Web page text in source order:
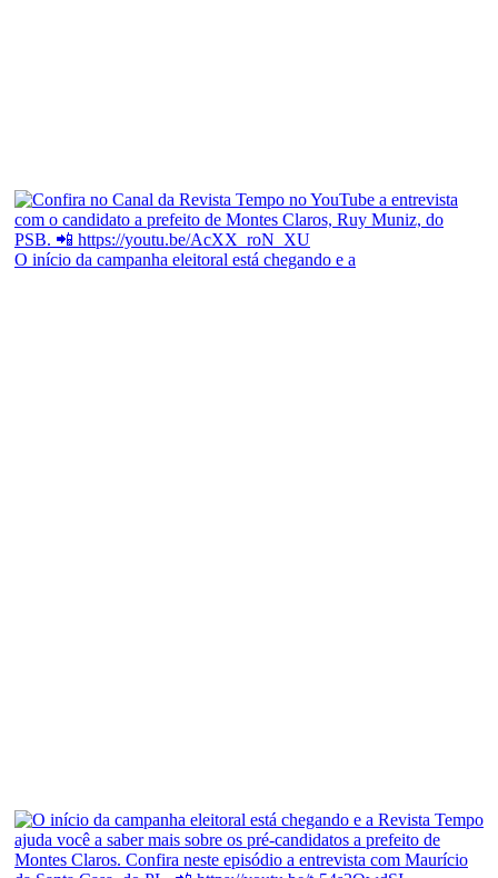
O início da campanha eleitoral está chegando e a